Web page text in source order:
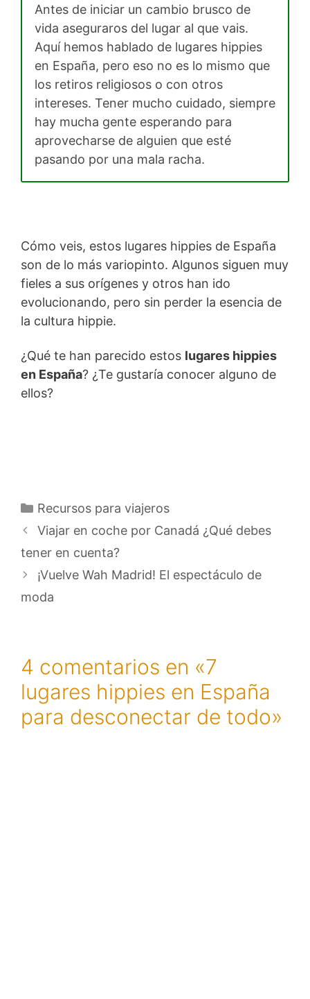
Antes de iniciar un cambio brusco de
vida aseguraros del lugar al que vais.
Aquí hemos hablado de lugares hippies
en España, pero eso no es lo mismo que
los retiros religiosos o con otros
intereses. Tener mucho cuidado, siempre
hay mucha gente esperando para
aprovecharse de alguien que esté
pasando por una mala racha.
Cómo veis, estos lugares hippies de España
son de lo más variopinto. Algunos siguen muy
fieles a sus orígenes y otros han ido
evolucionando, pero sin perder la esencia de
la cultura hippie.
¿Qué te han parecido estos lugares hippies
en España? ¿Te gustaría conocer alguno de
ellos?
Categorías
Recursos para viajeros
Viajar en coche por Canadá ¿Qué debes
tener en cuenta?
¡Vuelve Wah Madrid! El espectáculo de
moda
4 comentarios en «7
lugares hippies en España
para desconectar de todo»